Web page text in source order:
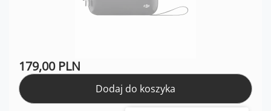
179,00 PLN
Dodaj do koszyka